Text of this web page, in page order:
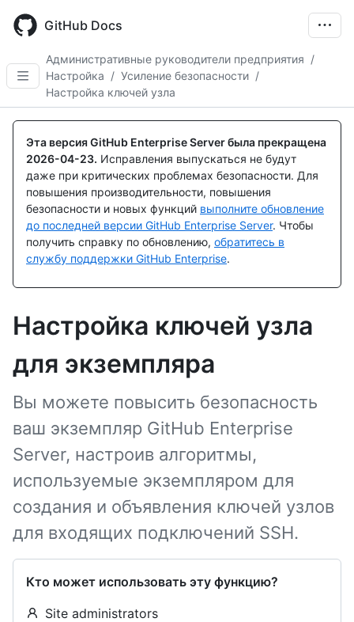
main
GitHub Docs
Административные руководители предприятия /
Настройка / Усиление безопасности /
Настройка ключей узла
Эта версия GitHub Enterprise Server была прекращена
2026-04-23. Исправления выпускаться не будут
даже при критических проблемах безопасности. Для
повышения производительности, повышения
безопасности и новых функций выполните обновление
до последней версии GitHub Enterprise Server. Чтобы
получить справку по обновлению, обратитесь в
службу поддержки GitHub Enterprise.
Настройка ключей узла
для экземпляра
Вы можете повысить безопасность
ваш экземпляр GitHub Enterprise
Server, настроив алгоритмы,
используемые экземпляром для
создания и объявления ключей узлов
для входящих подключений SSH.
Кто может использовать эту функцию?
Site administrators